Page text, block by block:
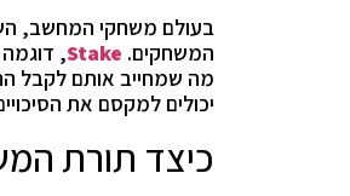
בעולם משחקי המחשב,
המשחקים. Stake
,
מה שמחייב אותם לקבל
יכולים למקסם את
כיצד תורת